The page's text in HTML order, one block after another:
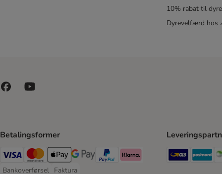
10% rabat til
Dyrevelfærd hos
Betalingsformer
VISA Payment Method
Mastercard Payment Method
Apply pay Payment Method
Google Pay Payment Method
paypal Payment Method
Klarna Payment Method
Bankoverførsel Faktura
GLS